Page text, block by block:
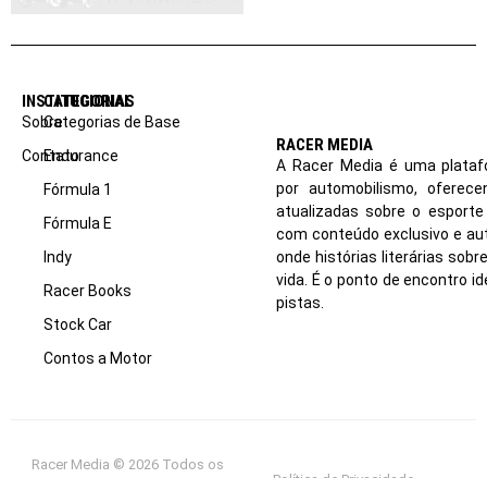
INSTITUCIONAL
Sobre
Contato
CATEGORIAS
Categorias de Base
Endurance
Fórmula 1
Fórmula E
Indy
Racer Books
Stock Car
Contos a Motor
RACER MEDIA
A Racer Media é uma
por automobilismo,
atualizadas sobre o
com conteúdo exclusivo e
onde histórias literárias
vida. É o ponto de encontro
pistas.
Racer Media © 2026 Todos os